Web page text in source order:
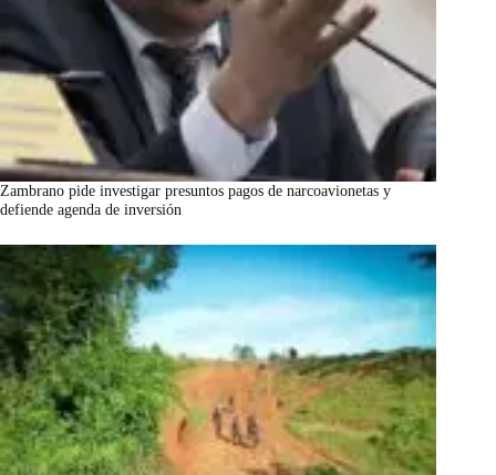
Zambrano pide investigar presuntos pagos de narcoavionetas y
defiende agenda de inversión